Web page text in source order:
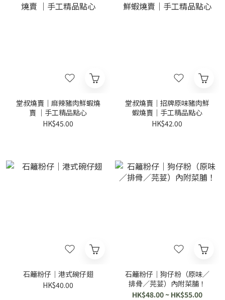
堂叔燒賣｜麻辣豬肉鮮蝦燒
賣 ｜手工精品點心
HK$45.00
堂叔燒賣｜招牌原味豬肉鮮
蝦燒賣｜手工精品點心
HK$42.00
石籬粉仔｜港式碗仔翅
HK$40.00
石籬粉仔｜狗仔粉（原味／
排骨／芫荽）內附菜脯！
HK$48.00 ~ HK$55.00